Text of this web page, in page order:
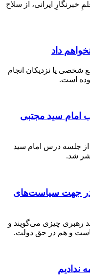
ایرانی، از سلاح
داد
شخصی یا نزدیکان انجام
است.
امام سید مجتبی
از جلسه درس امام سید
شد.
در جهت سیاست‌های
رهبری چیزی می‌گویند و
و هم در حق دولت.
ندادیم